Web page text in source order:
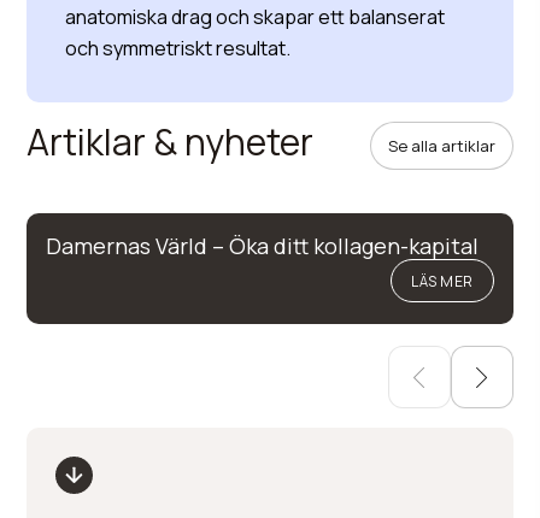
anatomiska drag och skapar ett balanserat
och symmetriskt resultat.
Artiklar & nyheter Se alla artiklar
Damernas Värld – Öka ditt kollagen-kapital
LÄS MER